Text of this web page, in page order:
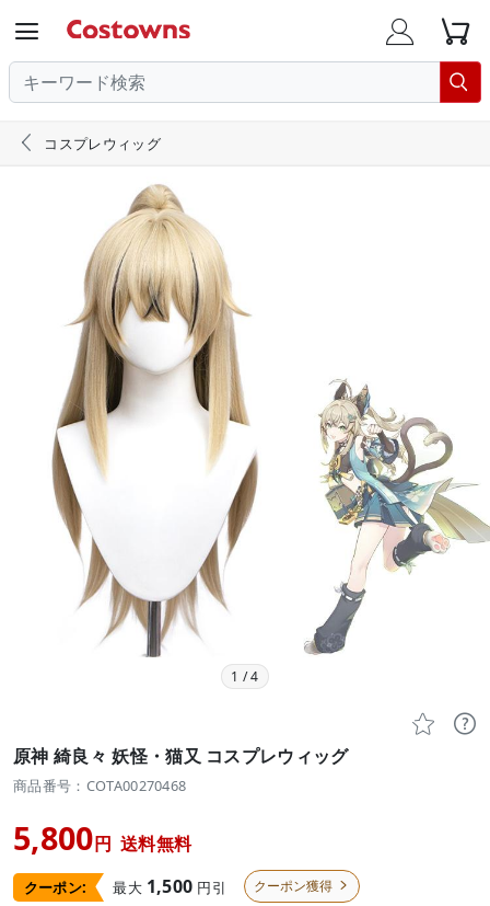
  

 コスプレウィッグ
1 /4
 
原神 綺良々 妖怪・猫又 コスプレウィッグ
商品番号：COTA00270468
5,800円 送料無料
クーポン: 最大 1,500 円引 クーポン獲得 